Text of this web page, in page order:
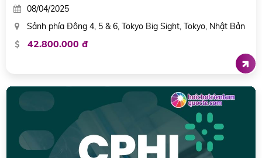
08/04/2025
Sảnh phía Đông 4, 5 & 6, Tokyo Big Sight, Tokyo, Nhật Bản
42.800.000 đ